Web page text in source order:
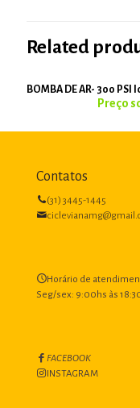
Related
BOMBA DE AR- 300 PSI
Contatos
(31) 3445-1445
Horário de
Seg/sex: 9:00hs às
FACEBOOK
INSTAGRAM